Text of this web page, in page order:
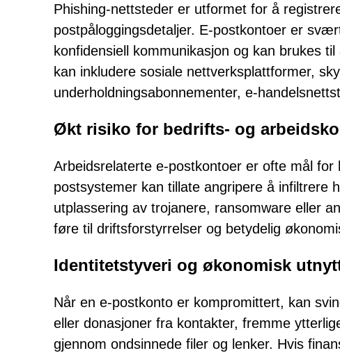
Phishing-nettsteder er utformet for å
postpåloggingsdetaljer. E-postkontoer er
konfidensiell kommunikasjon og kan brukes
kan inkludere sosiale nettverksplattformer,
underholdningsabonnementer, e-
Økt risiko for bedrifts- og
Arbeidsrelaterte e-postkontoer er ofte mål
postsystemer kan tillate angripere å infiltrere
utplassering av trojanere, ransomware eller
føre til driftsforstyrrelser og betydelig
Identitetstyveri og økonomisk
Når en e-postkonto er kompromittert, kan
eller donasjoner fra kontakter, fremme
gjennom ondsinnede filer og lenker. Hvis